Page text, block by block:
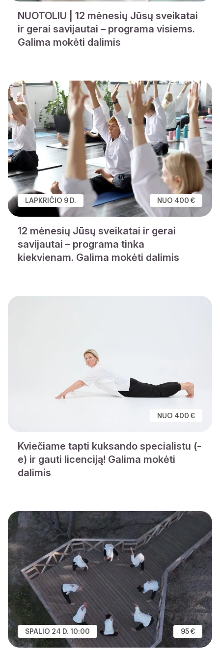
NUOTOLIU | 12 mėnesių Jūsų sveikatai
ir gerai savijautai – programa visiems.
Galima mokėti dalimis
LAPKRIČIO 9 D. NUO 400 €
12 mėnesių Jūsų sveikatai ir gerai
savijautai – programa tinka
kiekvienam. Galima mokėti dalimis
NUO 400 €
Kviečiame tapti kuksando specialistu (-
e) ir gauti licenciją! Galima mokėti
dalimis
SPALIO 24 D. 10:00 95 €